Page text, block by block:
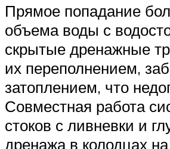
Прямое попадание
объема воды с
скрытые дренажные
их переполнением,
затоплением, что
Совместная работа
стоков с ливневки и
дренажа в колодцах